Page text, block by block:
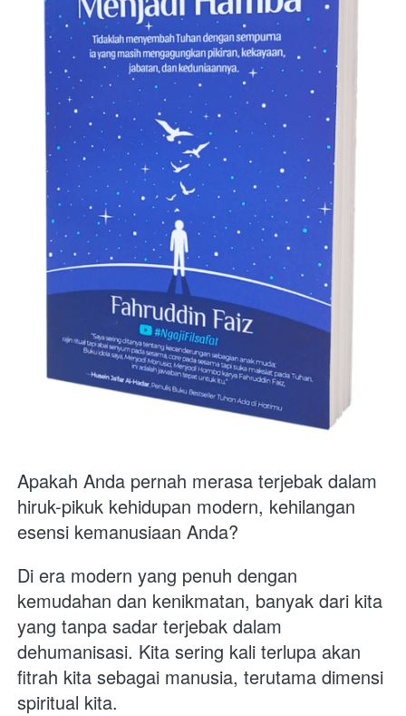
Apakah Anda pernah merasa terjebak dalam
hiruk-pikuk kehidupan modern, kehilangan
esensi kemanusiaan Anda?
Di era modern yang penuh dengan
kemudahan dan kenikmatan, banyak dari kita
yang tanpa sadar terjebak dalam
dehumanisasi. Kita sering kali terlupa akan
fitrah kita sebagai manusia, terutama dimensi
spiritual kita.